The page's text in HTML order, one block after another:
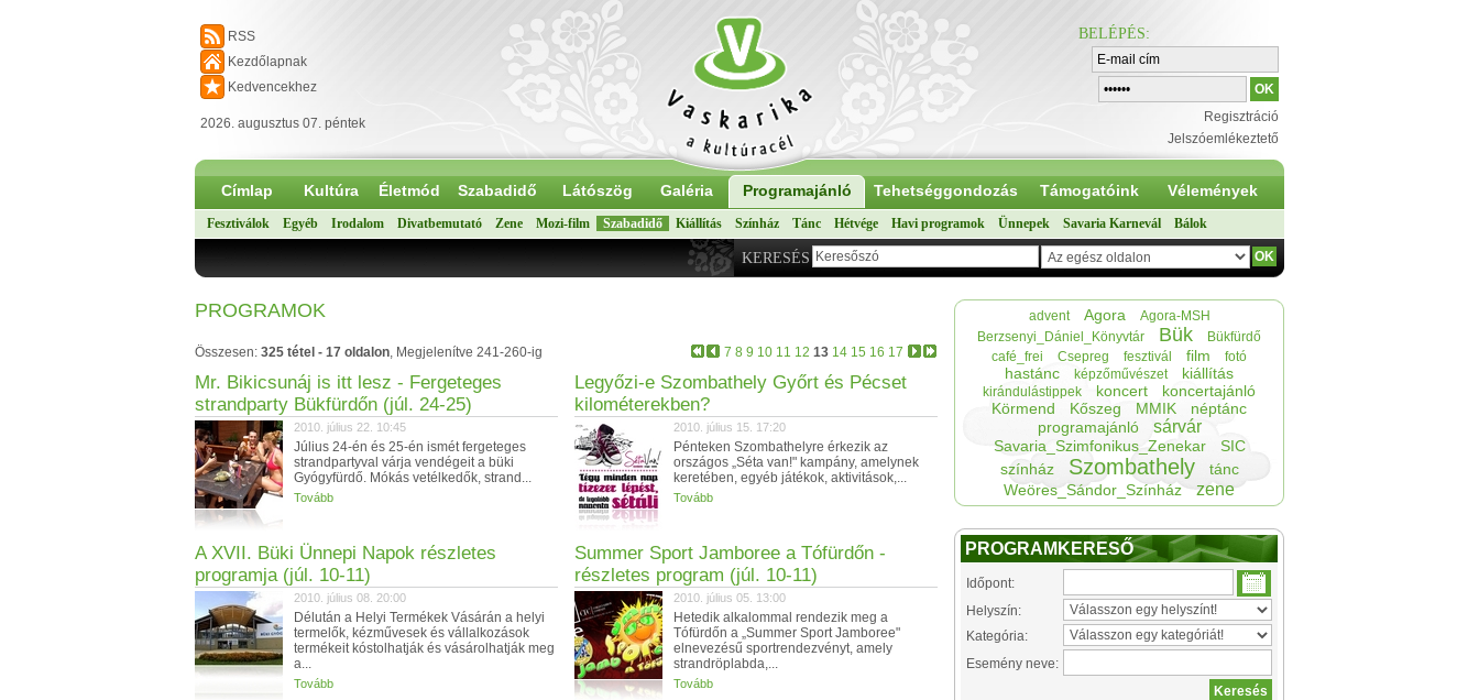
RSS
Kezdőlapnak
Kedvencekhez
2026. augusztus 07. péntek
BELÉPÉS:
Regisztráció
Jelszóemlékeztető
Címlap Kultúra Életmód Szabadidő Látószög Galéria Programajánló Tehetséggondozás Támogatóink Vélemények
Fesztiválok Egyéb Irodalom Divatbemutató Zene Mozi-film Szabadidő Kiállítás Színház Tánc Hétvége Havi programok Ünnepek Savaria Karnevál Bálok
KERESÉS
PROGRAMOK
7 8 9 10 11 12 13 14 15 16 17
Összesen: 325 tétel - 17 oldalon, Megjelenítve 241-260-ig
Mr. Bikicsunáj is itt lesz - Fergeteges
strandparty Bükfürdőn (júl. 24-25)
2010. július 22. 10:45
Július 24-én és 25-én ismét fergeteges
strandpartyval várja vendégeit a büki
Gyógyfürdő. Mókás vetélkedők, strand...
Tovább
Legyőzi-e Szombathely Győrt és Pécset
kilométerekben?
2010. július 15. 17:20
Pénteken Szombathelyre érkezik az
országos „Séta van!" kampány, amelynek
keretében, egyéb játékok, aktivitások,...
Tovább
A XVII. Büki Ünnepi Napok részletes
programja (júl. 10-11)
2010. július 08. 20:00
Délután a Helyi Termékek Vásárán a helyi
termelők, kézművesek és vállalkozások
termékeit kóstolhatják és vásárolhatják meg
a...
Tovább
Summer Sport Jamboree a Tófürdőn -
részletes program (júl. 10-11)
2010. július 05. 13:00
Hetedik alkalommal rendezik meg a
Tófürdőn a „Summer Sport Jamboree"
elnevezésű sportrendezvényt, amely
strandröplabda,...
Tovább
advent Agora
Agora-MSH
Berzsenyi_Dániel_Könyvtár
Bük
Bükfürdő
café_frei
Csepreg fesztivál film fotó
hastánc képzőművészet kiállítás
kirándulástippek koncert
koncertajánló
Körmend
Kőszeg MMIK
néptánc
programajánló
sárvár
Savaria_Szimfonikus_Zenekar
SIC
színház
Szombathely
tánc
Weöres_Sándor_Színház
zene
PROGRAMKERESŐ
Időpont:
Helyszín:
Kategória:
Esemény neve: